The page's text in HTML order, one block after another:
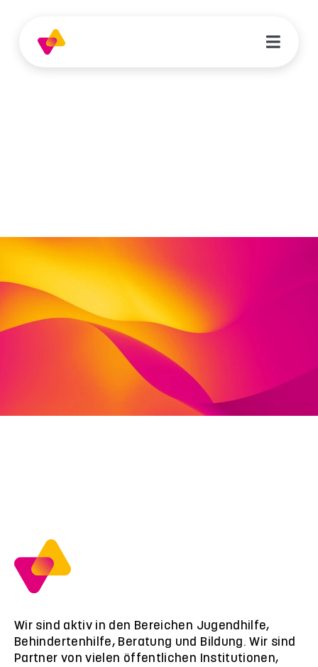
37269 Eschwege
Deutschland
fon: 05651 3329011
fax: 05651 3329151
janine.reimuth@viva-stiftung.de
Wir sind aktiv in den Bereichen Jugendhilfe,
Behindertenhilfe, Beratung und Bildung. Wir sind
Partner von vielen öffentlichen Institutionen,